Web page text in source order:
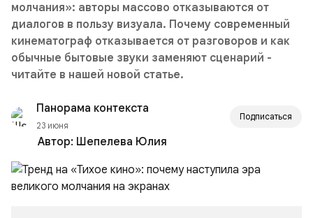
молчания»: авторы массово отказываются от
диалогов в пользу визуала. Почему современный
кинематограф отказывается от разговоров и как
обычные бытовые звуки заменяют сценарий -
читайте в нашей новой статье.
Панорама контекста
23 июня
Подписаться
Автор: Шепелева Юлия